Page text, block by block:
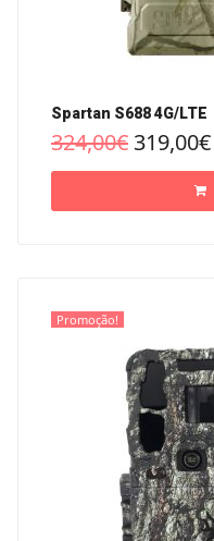
Spartan S688 4G/LTE
324,00€ 319,00€
Promoção!